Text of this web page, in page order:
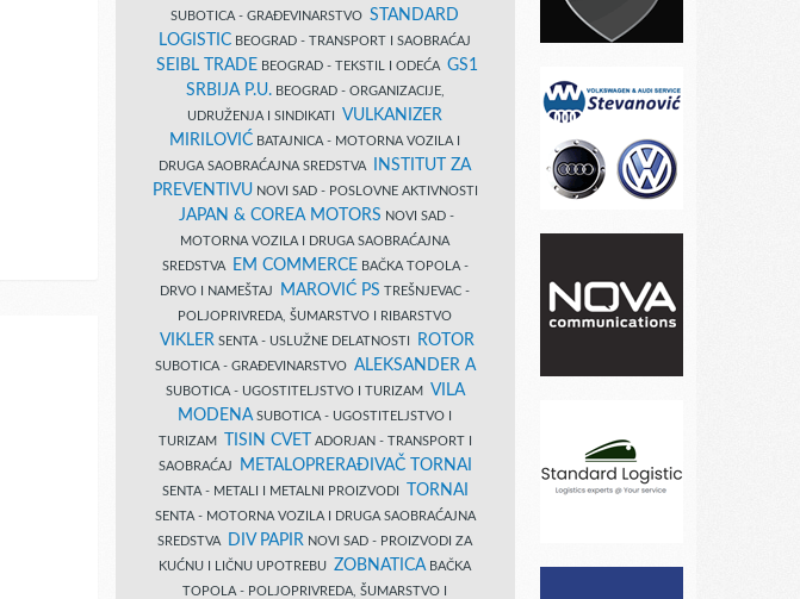
SUBOTICA - GRAĐEVINARSTVO STANDARD
LOGISTIC BEOGRAD - TRANSPORT I SAOBRAĆAJ
SEIBL TRADE BEOGRAD - TEKSTIL I ODEĆA GS1
SRBIJA P.U.BEOGRAD - ORGANIZACIJE,
UDRUŽENJA I SINDIKATI VULKANIZER
MIRILOVIĆ BATAJNICA - MOTORNA VOZILA I
DRUGA SAOBRAĆAJNA SREDSTVA
INSTITUT ZA
PREVENTIVUNOVI SAD - POSLOVNE AKTIVNOSTI
JAPAN & COREA MOTORS NOVI SAD -
MOTORNA VOZILA I DRUGA SAOBRAĆAJNA
SREDSTVA
EM COMMERCE BAČKA TOPOLA -
DRVO I NAMEŠTAJ
MAROVIĆ PS TREŠNJEVAC -
POLJOPRIVREDA, ŠUMARSTVO I RIBARSTVO
VIKLER SENTA - USLUŽNE DELATNOSTI ROTOR
SUBOTICA - GRAĐEVINARSTVO ALEKSANDER A
SUBOTICA - UGOSTITELJSTVO I TURIZAM VILA
MODENA SUBOTICA - UGOSTITELJSTVO I
TURIZAM
TISIN CVET
ADORJAN - TRANSPORT I
SAOBRAĆAJ
METALOPRERAĐIVAČ TORNAI
SENTA - METALI I METALNI PROIZVODI TORNAI
SENTA - MOTORNA VOZILA I DRUGA SAOBRAĆAJNA
SREDSTVA
DIV PAPIR NOVI SAD - PROIZVODI ZA
KUĆNU I LIČNU UPOTREBU ZOBNATICA BAČKA
TOPOLA - POLJOPRIVREDA, ŠUMARSTVO I